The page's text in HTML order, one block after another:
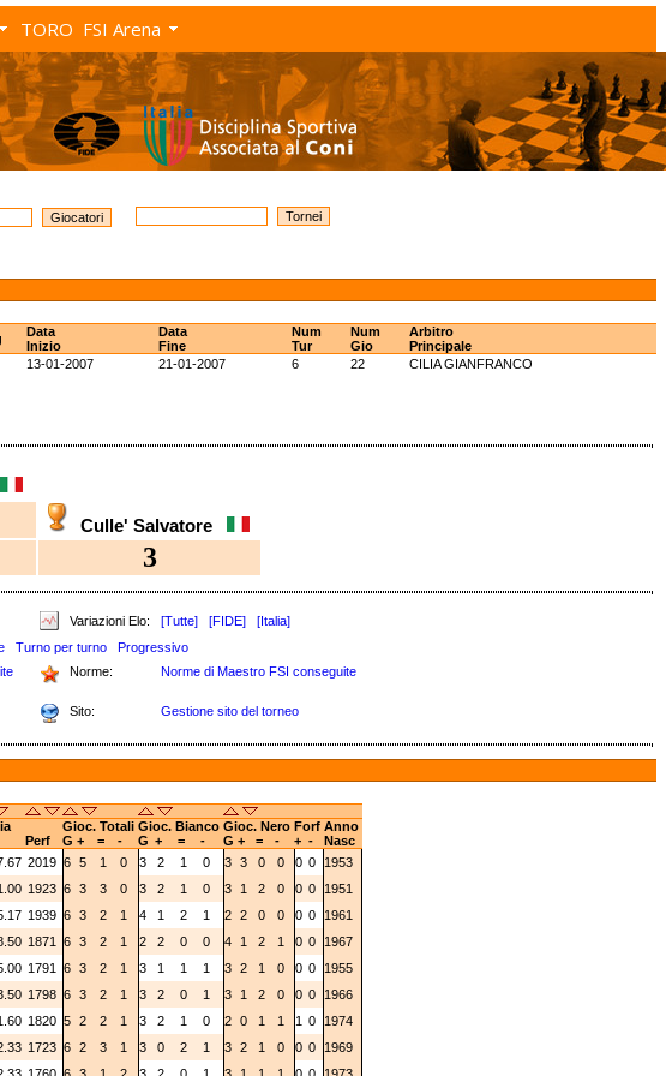
TORO FSI Arena
Data
Inizio
Data
Fine
Num
Tur
Num
Gio
Arbitro
Principale
13-01-2007 21-01-2007 6 22
CILIA GIANFRANCO
Culle' Salvatore
3
Variazioni Elo: [Tutte] [FIDE]
[Italia]
Turno per turno
Progressivo
Norme: Norme di Maestro FSI conseguite
Sito: Gestione sito del torneo
Gioc. Totali Gioc. Bianco Gioc. Nero Forf Anno
Perf G + = - G + = - G + = - + -
Nasc
2019 6 5 1 0 3 2 1 0 3 3 0 0 0 0
1953
1923 6 3 3 0 3 2 1 0 3 1 2 0 0 0
1951
1939 6 3 2 1 4 1 2 1 2 2 0 0 0 0
1961
1871 6 3 2 1 2 2 0 0 4 1 2 1 0 0
1967
1791 6 3 2 1 3 1 1 1 3 2 1 0 0 0
1955
1798 6 3 2 1 3 2 0 1 3 1 2 0 0 0
1966
1820 5 2 2 1 3 2 1 0 2 0 1 1 1 0
1974
1723 6 2 3 1 3 0 2 1 3 2 1 0 0 0
1969